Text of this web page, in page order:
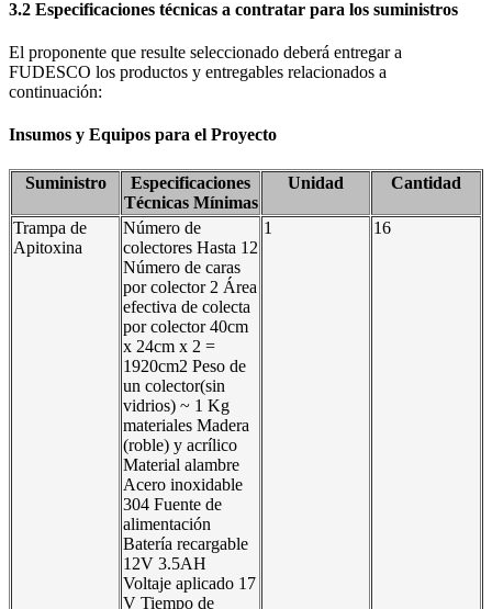
3.2 Especificaciones técnicas a contratar para los suministros
El proponente que resulte seleccionado deberá entregar a
FUDESCO los productos y entregables relacionados a
continuación:
Insumos y Equipos para el Proyecto
Suministro
Especificaciones
Técnicas Mínimas
Unidad Cantidad
Trampa de
Apitoxina
Número de
colectores Hasta 12
Número de caras
por colector 2 Área
efectiva de colecta
por colector 40cm
x 24cm x 2 =
1920cm2 Peso de
un colector(sin
vidrios) ~ 1 Kg
materiales Madera
(roble) y acrílico
Material alambre
Acero inoxidable
304 Fuente de
alimentación
Batería recargable
12V 3.5AH
Voltaje aplicado 17
V Tiempo de
1 16